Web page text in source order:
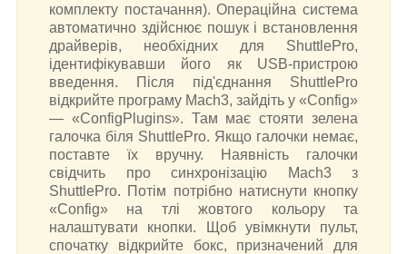
комплекту постачання). Операційна система
автоматично здійснює пошук і встановлення
драйверів, необхідних для ShuttlePro,
ідентифікувавши його як USB-пристрою
введення. Після під'єднання ShuttlePro
відкрийте програму Mach3, зайдіть у «Config»
— «ConfigPlugins». Там має стояти зелена
галочка біля ShuttlePro. Якщо галочки немає,
поставте їх вручну. Наявність галочки
свідчить про синхронізацію Mach3 з
ShuttlePro. Потім потрібно натиснути кнопку
«Config» на тлі жовтого кольору та
налаштувати кнопки. Щоб увімкнути пульт,
спочатку відкрийте бокс, призначений для